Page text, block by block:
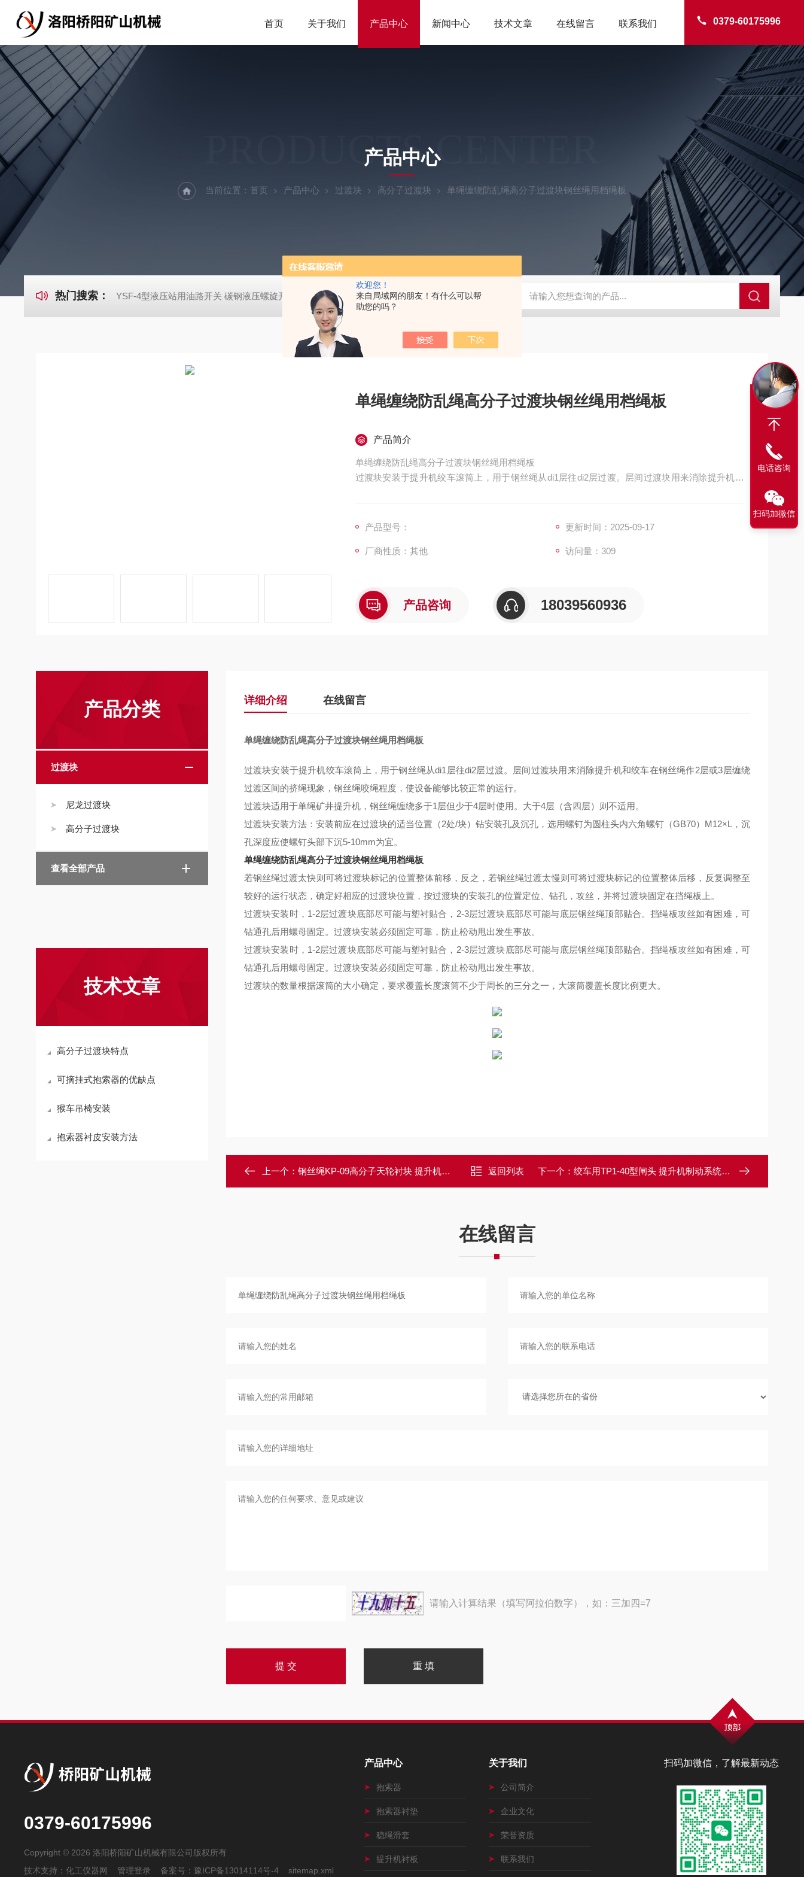
欢迎您！
来自局域网的朋友！有什么可以帮
助您的吗？
0379-60175996
首页 关于我们 产品中心 新闻中心 技术文章 在线留言 联系我们
PRODUCTS CENTER
产品中心
当前位置： 首页 产品中心 过渡块 高分子过渡块 单绳缠绕防乱绳高分子过渡块钢丝绳用档绳板
热门搜索： YSF-4型液压站用油路开关 碳钢液压螺旋开关 猴车配件橡胶轮衬 托压轮矿用斜井巷道用 矿用本安型行程开关KHXC24 井下机电设备 便携式移动液压系统总成 提升机
单绳缠绕防乱绳高分子过渡块钢丝绳用档绳板
产品简介
单绳缠绕防乱绳高分子过渡块钢丝绳用档绳板
过渡块安装于提升机绞车滚筒上，用于钢丝绳从di1层往di2层过渡。层间过渡块用来消除提升机和
产品型号：
更新时间：2025-09-17
厂商性质：其他 访问量：309
产品咨询 18039560936
产品分类
过渡块
尼龙过渡块
高分子过渡块
查看全部产品
技术文章
高分子过渡块特点
可摘挂式抱索器的优缺点
猴车吊椅安装
抱索器衬皮安装方法
详细介绍 在线留言
单绳缠绕防乱绳高分子过渡块钢丝绳用档绳板
过渡块安装于提升机绞车滚筒上，用于钢丝绳从di1 层往di2层过渡。层间过渡块用来消除提升机和绞车在钢丝绳作2层或3层缠绕
过渡区间的挤绳现象，钢丝绳咬绳程度，使设备能够比较正常的运行。
过渡块适用于单绳矿井提升机，钢丝绳缠绕多于1 层但少于4层时使用。大于4层（含四层）则不适用。
过渡块安装方法：安装前应在过渡块的适当位置（2处/块）钻安装孔及沉孔，选用螺钉为圆柱头内六角螺钉（GB70） M12×L
，沉
孔深度应使螺钉头部下沉5-10mm为宜。
单绳缠绕防乱绳高分子过渡块钢丝绳用档绳板
若钢丝绳过渡太快则可将过渡块标记的位置整体前移，反之，若钢丝绳过渡太慢则可将过渡块标记的位置整体后移，反复调整至
较好的运行状态，确定好相应的过渡块位置，按过渡块的安装孔的位置定位、钻孔，攻丝，并将过渡块固定在挡绳板上。
过渡块安装时， 1-2层过渡块底部尽可能与塑衬贴合， 2-3层过渡块底部尽可能与底层钢丝绳顶部贴合。挡绳板攻丝如有困难，可
钻通孔后用螺母固定。过渡块安装必须固定可靠，防止松动甩出发生事故。
过渡块安装时， 1-2层过渡块底部尽可能与塑衬贴合， 2-3层过渡块底部尽可能与底层钢丝绳顶部贴合。挡绳板攻丝如有困难，可
钻通孔后用螺母固定。过渡块安装必须固定可靠，防止松动甩出发生事故。
过渡块的数量根据滚筒的大小确定，要求覆盖长度滚筒不少于周长的三分之一，大滚筒覆盖长度比例更大。
上一个： 钢丝绳KP-09高分子天轮衬块 提升机用衬块 返回列表 下一个： 绞车用TP1-40型闸头 提升机制动系统大抱闸
在线留言
请输入计算结果（填写阿拉伯数字），如：三加四=7
扫码加微信，了解最新动态
0379-60175996
Copyright © 2026 洛阳桥阳矿山机械有限公司版权所有
技术支持：化工仪器网 管理登录 备案号： 豫ICP备13014114号-4 sitemap.xml
产品中心
抱索器
抱索器衬垫
稳绳滑套
提升机衬板
关于我们
公司简介
企业文化
荣誉资质
联系我们
电话咨询
扫码加微信